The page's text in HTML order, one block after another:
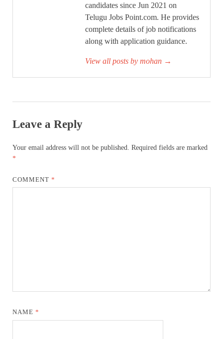
candidates since Jun 2021 on
Telugu Jobs Point.com. He provides
complete details of job notifications
along with application guidance.
View all posts by mohan →
Leave a Reply
Your email address will not be published. Required fields are marked
*
COMMENT*
NAME*